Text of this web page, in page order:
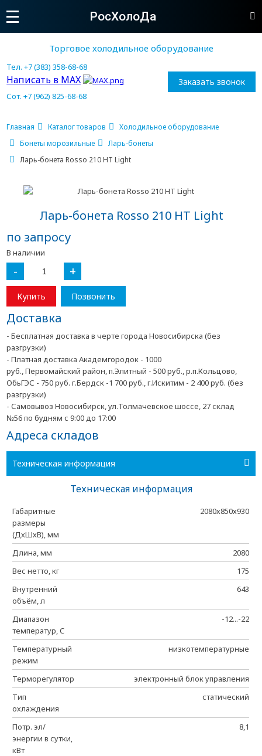
РосХолоДа
Торговое холодильное оборудование
Тел. +7 (383) 358-68-68
Написать в MAX
Сот. +7 (962) 825-68-68
Заказать звонок
Главная Каталог товаров
Холодильное оборудование
Бонеты морозильные
Ларь-бонеты
Ларь-бонета Rosso 210 НТ Light
Ларь-бонета Rosso 210 НТ Light
по запросу
В наличии
- +
Купить Позвонить
Доставка
- Бесплатная доставка в черте города Новосибирска (без
разгрузки)
- Платная доставка Академгородок - 1000
руб., Первомайский район, п.Элитный - 500 руб., р.п.Кольцово,
ОбьГЭС - 750 руб. г.Бердск -1 700 руб., г.Искитим - 2 400 руб. (без
разгрузки)
- Самовывоз Новосибирск, ул.Толмачевское шоссе, 27 склад
№56 по будням с 9:00 до 17:00
Адреса складов
Техническая информация
Техническая информация
Габаритные
размеры
(ДхШхВ), мм
2080х850х930
Длина, мм
2080
Вес нетто, кг
175
Внутренний
объём, л
643
Диапазон
температур, C
-12...-22
Температурный
режим
низкотемпературные
Терморегулятор
электронный блок управления
Тип
охлаждения
статический
Потр. эл/
энергии в сутки,
кВт
8,1